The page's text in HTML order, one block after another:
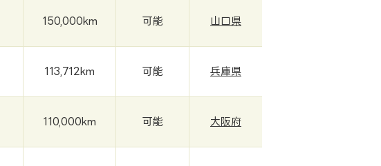
150,000km 可能 山口県
113,712km 可能 兵庫県
110,000km 可能 大阪府